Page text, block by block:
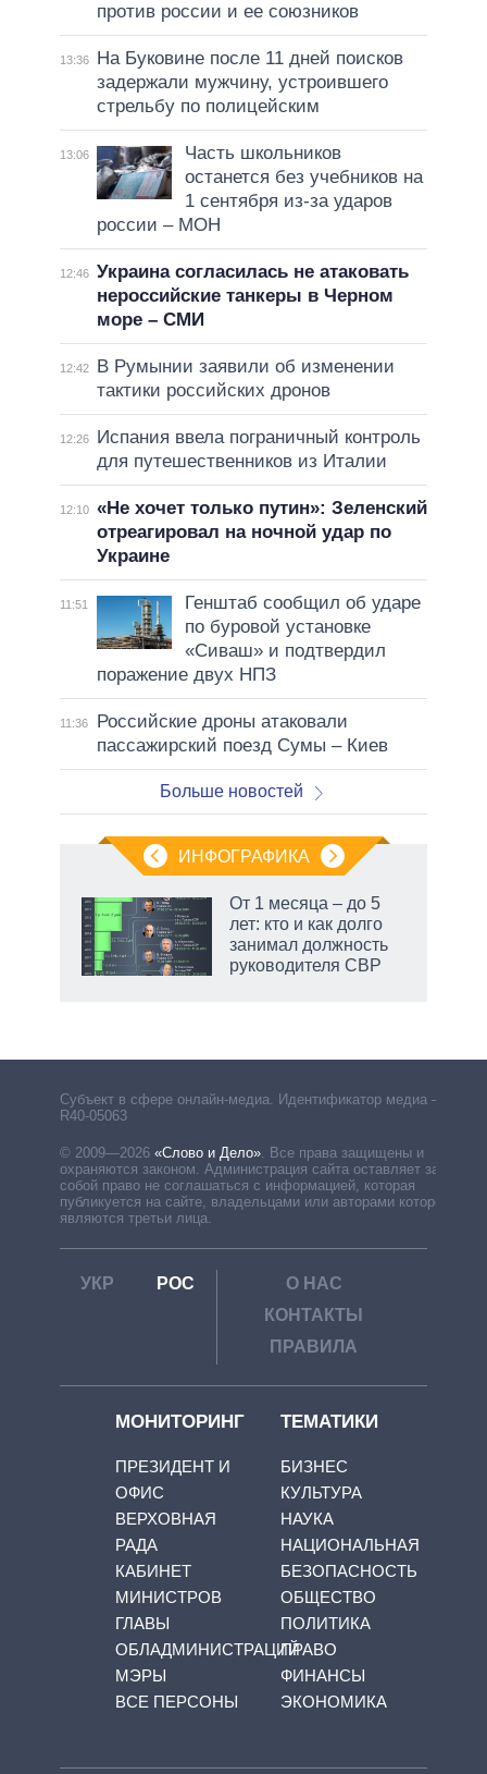
против россии и ее союзников
13:36
На Буковине после 11 дней поисков
задержали мужчину, устроившего
стрельбу по полицейским
13:06
Часть школьников
останется без учебников на
1 сентября из-за ударов
россии – МОН
12:46 Украина согласилась не атаковать
нероссийские танкеры в Черном
море – СМИ
12:42
В Румынии заявили об изменении
тактики российских дронов
12:26
Испания ввела пограничный контроль
для путешественников из Италии
12:10 «Не хочет только путин»: Зеленский
отреагировал на ночной удар по
Украине
11:51
Генштаб сообщил об ударе
по буровой установке
«Сиваш» и подтвердил
поражение двух НПЗ
11:36
Российские дроны атаковали
пассажирский поезд Сумы – Киев
Больше новостей
ИНФОГРАФИКА
От 1 месяца – до 5
лет: кто и как долго
занимал должность
руководителя СВР
Субъект в сфере онлайн-медиа. Идентификатор медиа –
R40-05063
© 2009—2026 «Слово и Дело». Все права защищены и
охраняются законом. Администрация сайта оставляет за
собой право не соглашаться с информацией, которая
публикуется на сайте, владельцами или авторами которой
являются третьи лица.
УКР РОС
О НАС
КОНТАКТЫ
ПРАВИЛА
МОНИТОРИНГ
ПРЕЗИДЕНТ И
ОФИС
ВЕРХОВНАЯ
РАДА
КАБИНЕТ
МИНИСТРОВ
ГЛАВЫ
ОБЛАДМИНИСТРАЦИЙ
МЭРЫ
ВСЕ ПЕРСОНЫ
ТЕМАТИКИ
БИЗНЕС
КУЛЬТУРА
НАУКА
НАЦИОНАЛЬНАЯ
БЕЗОПАСНОСТЬ
ОБЩЕСТВО
ПОЛИТИКА
ПРАВО
ФИНАНСЫ
ЭКОНОМИКА